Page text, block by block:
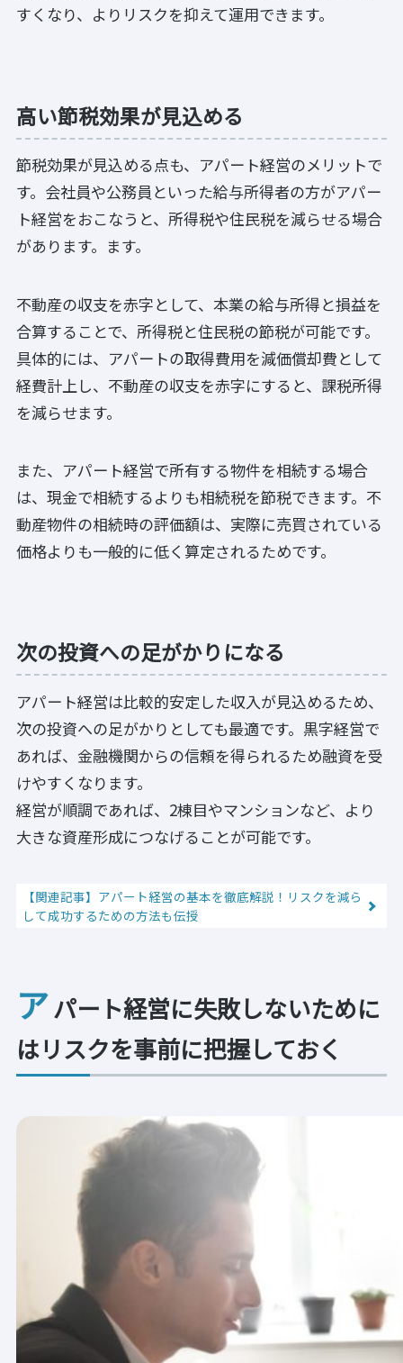
すくなり、よりリスクを抑えて運用できます。
高い節税効果が見込める
節税効果が見込める点も、アパート経営のメリットで
す。会社員や公務員といった給与所得者の方がアパー
ト経営をおこなうと、所得税や住民税を減らせる場合
があります。ます。
不動産の収支を赤字として、本業の給与所得と損益を
合算することで、所得税と住民税の節税が可能です。
具体的には、アパートの取得費用を減価償却費として
経費計上し、不動産の収支を赤字にすると、課税所得
を減らせます。
また、アパート経営で所有する物件を相続する場合
は、現金で相続するよりも相続税を節税できます。不
動産物件の相続時の評価額は、実際に売買されている
価格よりも一般的に低く算定されるためです。
次の投資への足がかりになる
アパート経営は比較的安定した収入が見込めるため、
次の投資への足がかりとしても最適です。黒字経営で
あれば、金融機関からの信頼を得られるため融資を受
けやすくなります。
経営が順調であれば、2棟目やマンションなど、より
大きな資産形成につなげることが可能です。
【関連記事】アパート経営の基本を徹底解説！リスクを減ら
して成功するための方法も伝授
アパート経営に失敗しないために
はリスクを事前に把握しておく